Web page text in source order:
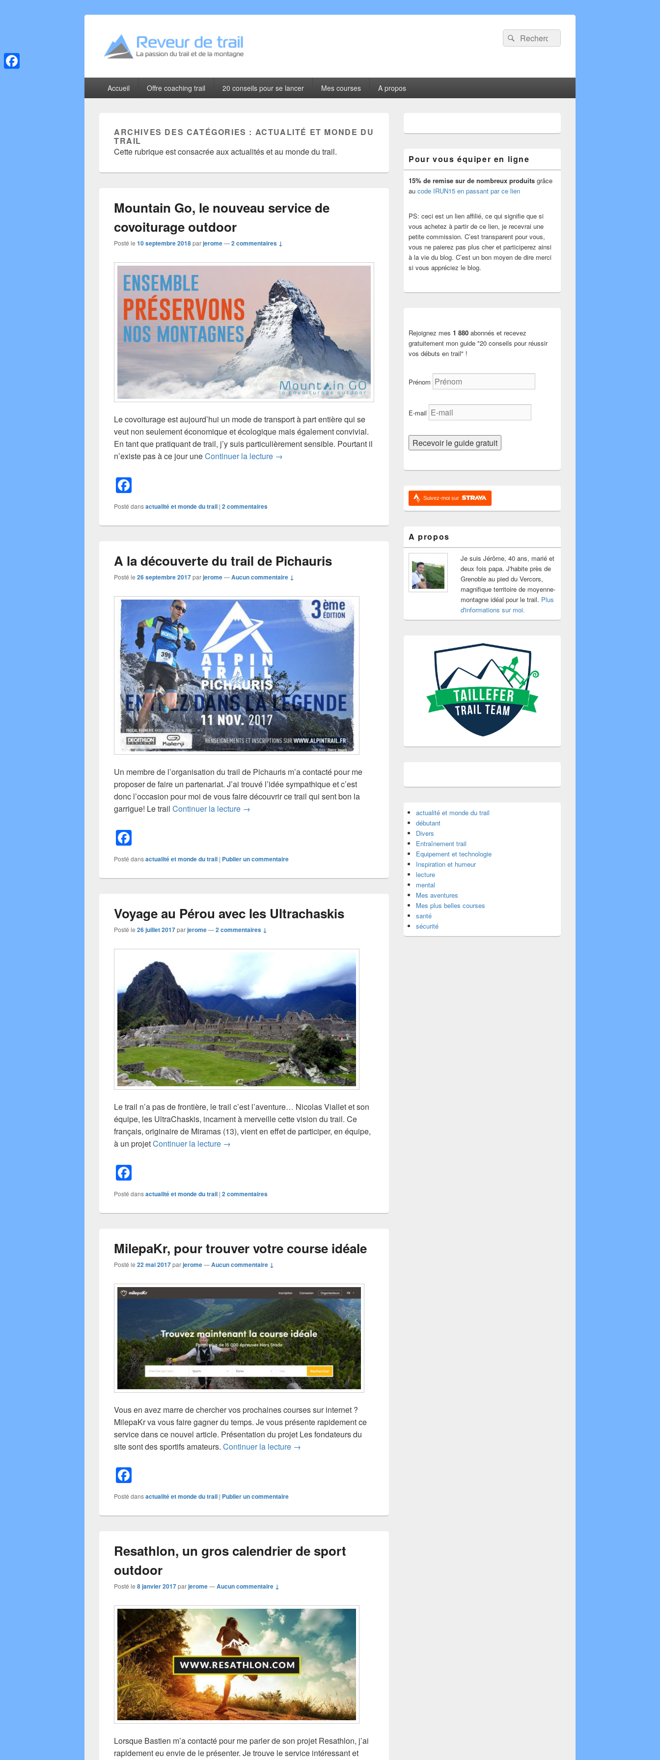
Reveur de trail
Recherche :
Rechercher
principalAccueil Offre coaching trail 20 conseils pour se lancer Mes courses A propos
ARCHIVES DES CATÉGORIES : ACTUALITÉ ET MONDE DU
TRAIL
Cette rubrique est consacrée aux actualités et au monde du trail.
Mountain Go, le nouveau service de
covoiturage outdoor
Posté le 10 septembre 2018parjerome—2 commentaires ↓
Le covoiturage est aujourd’hui un mode de transport à part entière qui se
veut non seulement économique et écologique mais également convivial.
En tant que pratiquant de trail, j’y suis particulièrement sensible. Pourtant il
n’existe pas à ce jour uneContinuer la lecture Mountain Go, le nouveau service de covoiturage outdoor
→
a
c
e
o
o
k
Posté dansactualité et monde du trail | 2commentaires
A la découverte du trail de Pichauris
Posté le 26 septembre 2017parjerome—Aucun commentaire ↓
Un membre de l’organisation du trail de Pichauris m’a contacté pour me
proposer de faire un partenariat. J’ai trouvé l’idée sympathique et c’est
donc l’occasion pour moi de vous faire découvrir ce trail qui sent bon la
garrigue! Le trail Continuer la lecture A la découverte du trail de Pichauris
→
a
c
e
o
o
k
Posté dansactualité et monde du trail | Publier un commentaire
Voyage au Pérou avec les Ultrachaskis
Posté le 26 juillet 2017parjerome—2 commentaires ↓
Le trail n’a pas de frontière, le trail c’est l’aventure… Nicolas Viallet et son
équipe, les UltraChaskis, incarnent à merveille cette vision du trail. Ce
français, originaire de Miramas (13), vient en effet de participer, en équipe,
à un projetContinuer la lecture Voyage au Pérou avec les Ultrachaskis
→
a
c
e
o
o
k
Posté dansactualité et monde du trail | 2 commentaires
MilepaKr, pour trouver votre course idéale
Posté le 22 mai 2017parjerome—Aucun commentaire ↓
Vous en avez marre de chercher vos prochaines courses sur internet ?
MilepaKr va vous faire gagner du temps. Je vous présente rapidement ce
service dans ce nouvel article. Présentation du projet Les fondateurs du
site sont des sportifs amateurs. Continuer la lecture MilepaKr, pour trouver votre course idéale
→
a
e
o
o
k
Posté dansactualité et monde du trail | Publier un commentaire
Resathlon, un gros calendrier de sport
outdoor
Posté le 8 janvier 2017parjerome—Aucun commentaire ↓
Lorsque Bastien m’a contacté pour me parler de son projet Resathlon, j’ai
rapidement eu envie de le présenter. Je trouve le service intéressant et
de
barre
latérale
Pour vous équiper en ligne
15% de remise sur de nombreux produits grâce
au code IRUN15 en passant par ce lien
PS: ceci est un lien affilié, ce qui signifie que si
vous achetez à partir de ce lien, je recevrai une
petite commission. C’est transparent pour vous,
vous ne paierez pas plus cher et participerez ainsi
à la vie du blog. C’est un bon moyen de dire merci
si vous appréciez le blog.
Rejoignez mes 1 880 abonnés et recevez
gratuitement mon guide "20 conseils pour réussir
vos débuts en trail" !
Prénom
E-mail
Suivez-moi sur
A propos
Je suis Jérôme, 40 ans, marié et
deux fois papa. J'habite près de
Grenoble au pied du Vercors,
magnifique territoire de moyenne-
montagne idéal pour le trail. Plus
d'informations sur moi.
actualité et monde du trail
débutant
Divers
Entraînement trail
Equipement et technologie
Inspiration et humeur
lecture
mental
Mes aventures
Mes plus belles courses
santé
sécurité